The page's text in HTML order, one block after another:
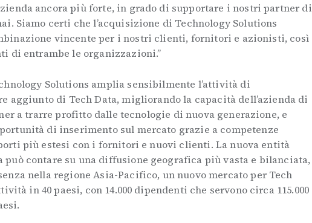
ancora più forte, in grado di supportare i nostri partner di
Siamo certi che l’acquisizione di Technology Solutions
vincente per i nostri clienti, fornitori e azionisti, così
di entrambe le organizzazioni.”
Solutions amplia sensibilmente l’attività di
aggiunto di Tech Data, migliorando la capacità dell’azienda di
a trarre profitto dalle tecnologie di nuova generazione, e
di inserimento sul mercato grazie a competenze
più estesi con i fornitori e nuovi clienti. La nuova entità
può contare su una diffusione geografica più vasta e bilanciata,
nella regione Asia-Pacifico, un nuovo mercato per Tech
in 40 paesi, con 14.000 dipendenti che servono circa 115.000